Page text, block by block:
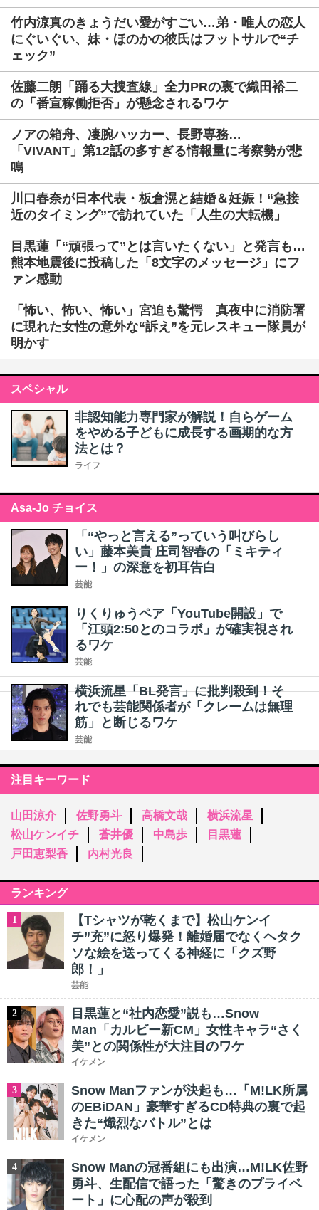
竹内涼真のきょうだい愛がすごい…弟・唯人の恋人
にぐいぐい、妹・ほのかの彼氏はフットサルで“チ
ェック”
佐藤二朗「踊る大捜査線」全力PRの裏で織田裕二
の「番宣稼働拒否」が懸念されるワケ
ノアの箱舟、凄腕ハッカー、長野専務…
「VIVANT」第12話の多すぎる情報量に考察勢が悲
鳴
川口春奈が日本代表・板倉滉と結婚＆妊娠！“急接
近のタイミング”で訪れていた「人生の大転機」
目黒蓮「“頑張って”とは言いたくない」と発言も…
熊本地震後に投稿した「8文字のメッセージ」にフ
ァン感動
「怖い、怖い、怖い」宮迫も驚愕 真夜中に消防署
に現れた女性の意外な“訴え”を元レスキュー隊員が
明かす
スペシャル
非認知能力専門家が解説！自らゲーム
をやめる子どもに成長する画期的な方
法とは？
ライフ
Asa-Jo チョイス
「“やっと言える”っていう叫びらし
い」藤本美貴 庄司智春の「ミキティ
ー！」の深意を初耳告白
芸能
りくりゅうペア「YouTube開設」で
「江頭2:50とのコラボ」が確実視され
るワケ
芸能
横浜流星「BL発言」に批判殺到！そ
れでも芸能関係者が「クレームは無理
筋」と断じるワケ
芸能
注目キーワード
山田涼介 佐野勇斗 高橋文哉
横浜流星
松山ケンイチ
蒼井優 中島歩
目黒蓮
戸田恵梨香
内村光良
ランキング
1
【Tシャツが乾くまで】松山ケンイ
チ”充”に怒り爆発！離婚届でなくヘタク
ソな絵を送ってくる神経に「クズ野
郎！」
芸能
2
目黒蓮と“社内恋愛”説も…Snow
Man「カルビー新CM」女性キャラ“さく
美”との関係性が大注目のワケ
イケメン
3
Snow Manファンが決起も…「M!LK所属
のEBiDAN」豪華すぎるCD特典の裏で起
きた“熾烈なバトル”とは
イケメン
4
Snow Manの冠番組にも出演…M!LK佐野
勇斗、生配信で語った「驚きのプライベ
ート」に心配の声が殺到